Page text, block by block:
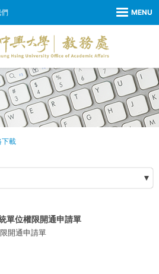
下載
單位權限開通申請單
開通申請單